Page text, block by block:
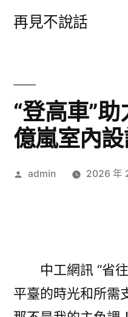
再見不說話
“登高車”
億嵐室內
作
admin 2026 年
中工網訊 “省往
平臺的時光和所需